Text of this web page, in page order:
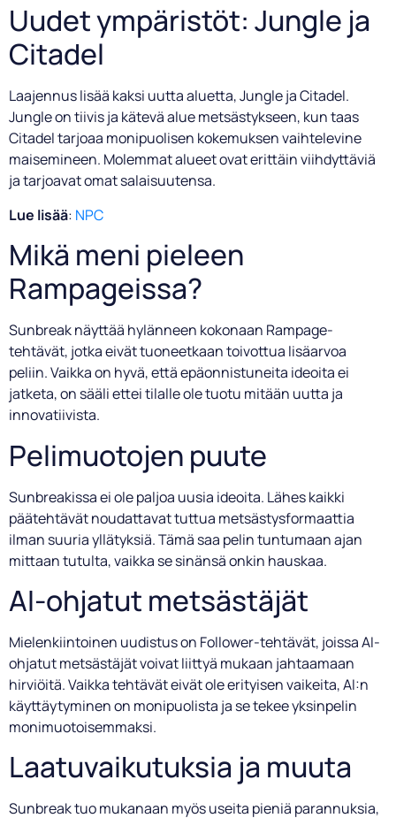
Uudet ympäristöt: Jungle ja
Citadel
Laajennus lisää kaksi uutta aluetta, Jungle ja Citadel.
Jungle on tiivis ja kätevä alue metsästykseen, kun taas
Citadel tarjoaa monipuolisen kokemuksen vaihtelevine
maisemineen. Molemmat alueet ovat erittäin viihdyttäviä
ja tarjoavat omat salaisuutensa.
Lue lisää: NPC
Mikä meni pieleen
Rampageissa?
Sunbreak näyttää hylänneen kokonaan Rampage-
tehtävät, jotka eivät tuoneetkaan toivottua lisäarvoa
peliin. Vaikka on hyvä, että epäonnistuneita ideoita ei
jatketa, on sääli ettei tilalle ole tuotu mitään uutta ja
innovatiivista.
Pelimuotojen puute
Sunbreakissa ei ole paljoa uusia ideoita. Lähes kaikki
päätehtävät noudattavat tuttua metsästysformaattia
ilman suuria yllätyksiä. Tämä saa pelin tuntumaan ajan
mittaan tutulta, vaikka se sinänsä onkin hauskaa.
AI-ohjatut metsästäjät
Mielenkiintoinen uudistus on Follower-tehtävät, joissa AI-
ohjatut metsästäjät voivat liittyä mukaan jahtaamaan
hirviöitä. Vaikka tehtävät eivät ole erityisen vaikeita, AI:n
käyttäytyminen on monipuolista ja se tekee yksinpelin
monimuotoisemmaksi.
Laatuvaikutuksia ja muuta
Sunbreak tuo mukanaan myös useita pieniä parannuksia,